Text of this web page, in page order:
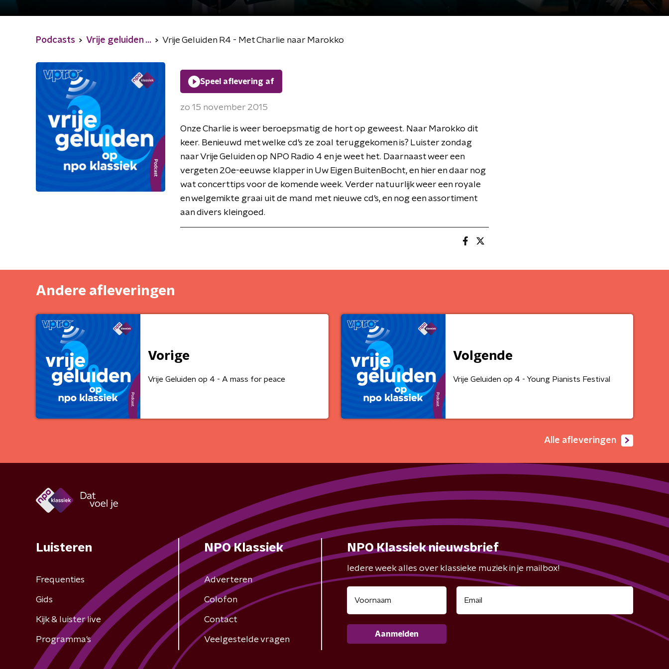
Podcasts Vrije geluiden ... Vrije Geluiden R4 - Met Charlie naar Marokko
Speel aflevering af
zo 15 november 2015
Onze Charlie is weer beroepsmatig de hort op geweest. Naar Marokko dit
keer. Benieuwd met welke cd’s ze zoal teruggekomen is? Luister zondag
naar Vrije Geluiden op NPO Radio 4 en je weet het. Daarnaast weer een
vergeten 20e-eeuwse klapper in Uw Eigen BuitenBocht, en hier en daar nog
wat concerttips voor de komende week. Verder natuurlijk weer een royale
en welgemikte graai uit de mand met nieuwe cd’s, en nog een assortiment
aan divers kleingoed.
Andere afleveringen
Vorige
Vrije Geluiden op 4 - A mass for peace
Volgende
Vrije Geluiden op 4 - Young Pianists Festival
Alle afleveringen
Luisteren
Frequenties
Gids
Kijk & luister live
Programma's
NPO Klassiek
Adverteren
Colofon
Contact
Veelgestelde vragen
NPO Klassiek nieuwsbrief
Iedere week alles over klassieke muziek in je mailbox!
Aanmelden